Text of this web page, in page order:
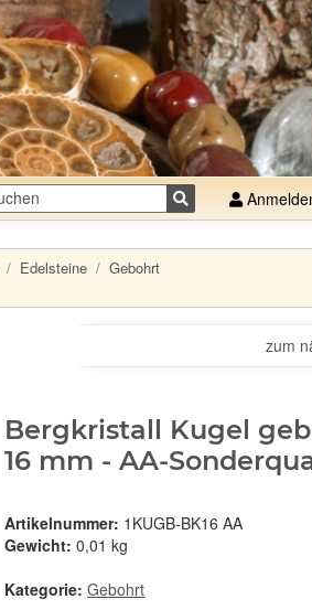
Edelsteine
Gebohrt
zum
Bergkristall Kugel
16 mm - AA-
Artikelnummer: 1KUGB-BK16 AA
Gewicht: 0,01 kg
Kategorie:Gebohrt